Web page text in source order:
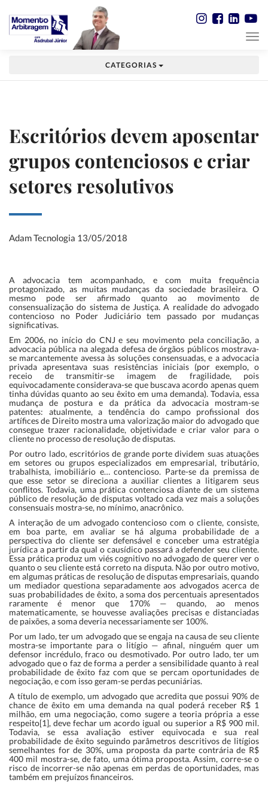
CATEGORIAS
Escritórios devem aposentar
grupos contenciosos e criar
setores resolutivos
Adam Tecnologia 13/05/2018
A advocacia tem acompanhado, e com muita frequência
protagonizado, as muitas mudanças da sociedade brasileira. O
mesmo pode ser afirmado quanto ao movimento de
consensualização do sistema de Justiça. A realidade do advogado
contencioso no Poder Judiciário tem passado por mudanças
significativas.
Em 2006, no início do CNJ e seu movimento pela conciliação, a
advocacia pública na alegada defesa de órgãos públicos mostrava-
se marcantemente avessa às soluções consensuadas, e a advocacia
privada apresentava suas resistências iniciais (por exemplo, o
receio de transmitir-se imagem de fragilidade, pois
equivocadamente considerava-se que buscava acordo apenas quem
tinha dúvidas quanto ao seu êxito em uma demanda). Todavia, essa
mudança de postura e da prática da advocacia mostram-se
patentes: atualmente, a tendência do campo profissional dos
artífices de Direito mostra uma valorização maior do advogado que
consegue trazer racionalidade, objetividade e criar valor para o
cliente no processo de resolução de disputas.
Por outro lado, escritórios de grande porte dividem suas atuações
em setores ou grupos especializados em empresarial, tributário,
trabalhista, imobiliário e… contencioso. Parte-se da premissa de
que esse setor se direciona a auxiliar clientes a litigarem seus
conflitos. Todavia, uma prática contenciosa diante de um sistema
público de resolução de disputas voltado cada vez mais a soluções
consensuais mostra-se, no mínimo, anacrônico.
A interação de um advogado contencioso com o cliente, consiste,
em boa parte, em avaliar se há alguma probabilidade de a
perspectiva do cliente ser defensável e conceber uma estratégia
jurídica a partir da qual o causídico passará a defender seu cliente.
Essa prática produz um viés cognitivo no advogado de querer ver o
quanto o seu cliente está correto na disputa. Não por outro motivo,
em algumas práticas de resolução de disputas empresariais, quando
um mediador questiona separadamente aos advogados acerca de
suas probabilidades de êxito, a soma dos percentuais apresentados
raramente é menor que 170% — quando, ao menos
matematicamente, se houvesse avaliações precisas e distanciadas
de paixões, a soma deveria necessariamente ser 100%.
Por um lado, ter um advogado que se engaja na causa de seu cliente
mostra-se importante para o litígio — afinal, ninguém quer um
defensor incrédulo, fraco ou desmotivado. Por outro lado, ter um
advogado que o faz de forma a perder a sensibilidade quanto à real
probabilidade de êxito faz com que se percam oportunidades de
negociação, e com isso geram-se perdas pecuniárias.
A título de exemplo, um advogado que acredita que possui 90% de
chance de êxito em uma demanda na qual poderá receber R$ 1
milhão, em uma negociação, como sugere a teoria própria a esse
respeito[1], deve fechar um acordo igual ou superior a R$ 900 mil.
Todavia, se essa avaliação estiver equivocada e sua real
probabilidade de êxito seguindo parâmetros descritivos de litígios
semelhantes for de 30%, uma proposta da parte contrária de R$
400 mil mostra-se, de fato, uma ótima proposta. Assim, corre-se o
risco de incorrer-se não apenas em perdas de oportunidades, mas
também em prejuízos financeiros.